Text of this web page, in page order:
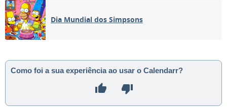
Dia Mundial dos Simpsons
Como foi a sua experiência ao usar o Calendarr?